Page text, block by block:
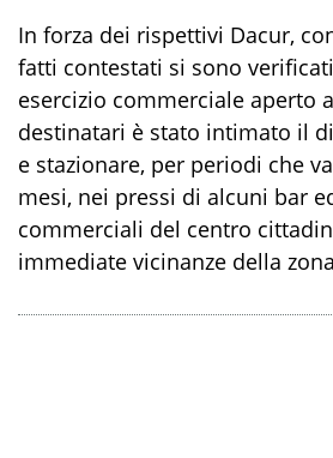
In forza dei rispettivi Dacur,
fatti contestati si sono
esercizio commerciale aperto
destinatari è stato intimato il
e stazionare, per periodi che
mesi, nei pressi di alcuni bar
commerciali del centro
immediate vicinanze della